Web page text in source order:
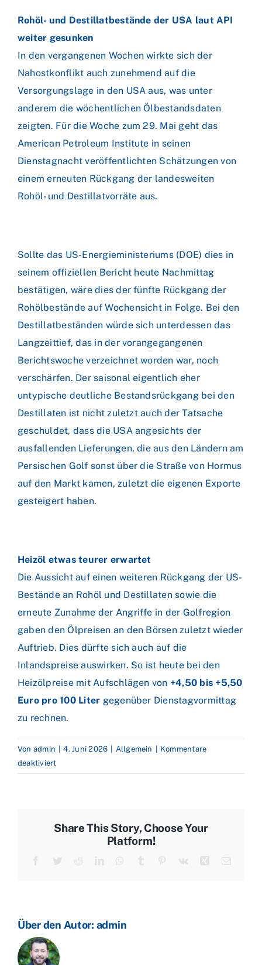
Rohöl- und Destillatbestände der USA laut API
weiter gesunken
In den vergangenen Wochen wirkte sich der
Nahostkonflikt auch zunehmend auf die
Versorgungslage in den USA aus, was unter
anderem die wöchentlichen Ölbestandsdaten
zeigten. Für die Woche zum 29. Mai geht das
American Petroleum Institute in seinen
Dienstagnacht veröffentlichten Schätzungen von
einem erneuten Rückgang der landesweiten
Rohöl- und Destillatvorräte aus.
Sollte das US-Energieministeriums (DOE) dies in
seinem offiziellen Bericht heute Nachmittag
bestätigen, wäre dies der fünfte Rückgang der
Rohölbestände auf Wochensicht in Folge. Bei den
Destillatbeständen würde sich unterdessen das
Langzeittief, das in der vorangegangenen
Berichtswoche verzeichnet worden war, noch
verschärfen. Der saisonal eigentlich eher
untypische deutliche Bestandsrückgang bei den
Destillaten ist nicht zuletzt auch der Tatsache
geschuldet, dass die USA angesichts der
ausfallenden Lieferungen, die aus den Ländern am
Persischen Golf sonst über die Straße von Hormus
auf den Markt kamen, zuletzt die eigenen Exporte
gesteigert haben.
Heizöl etwas teurer erwartet
Die Aussicht auf einen weiteren Rückgang der US-
Bestände an Rohöl und Destillaten sowie die
erneute Zunahme der Angriffe in der Golfregion
gaben den Ölpreisen an den Börsen zuletzt wieder
Auftrieb. Dies dürfte sich auch auf die
Inlandspreise auswirken. So ist heute bei den
Heizölpreise mit Aufschlägen von +4,50 bis +5,50
Euro pro 100 Liter gegenüber Dienstagvormittag
zu rechnen.
Von admin 4. Juni 2026 Allgemein
Kommentare
deaktiviertfür
Nahostkonflikt
Rückgang
erwartet
Share This Story, Choose Your
Platform!
Über den Autor: admin